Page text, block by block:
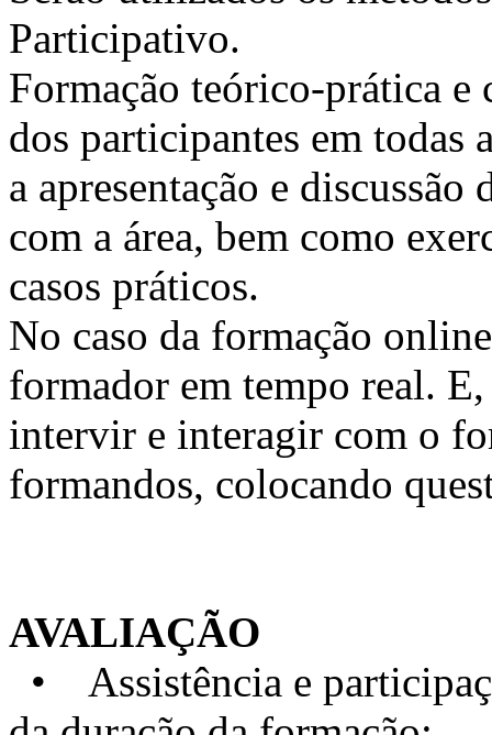
Participativo.
Formação teórico-prática e
dos participantes em todas
a apresentação e
com a área, bem como
casos práticos.
No caso da formação
formador em tempo real.
intervir e interagir com o
formandos, colocando
AVALIAÇÃO
• Assistência e